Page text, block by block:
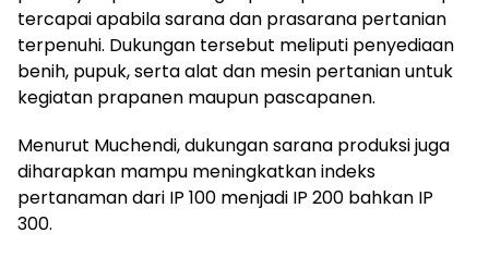
tercapai apabila sarana dan prasarana pertanian
terpenuhi. Dukungan tersebut meliputi penyediaan
benih, pupuk, serta alat dan mesin pertanian untuk
kegiatan prapanen maupun pascapanen.
Menurut Muchendi, dukungan sarana produksi juga
diharapkan mampu meningkatkan indeks
pertanaman dari IP 100 menjadi IP 200 bahkan IP
300.